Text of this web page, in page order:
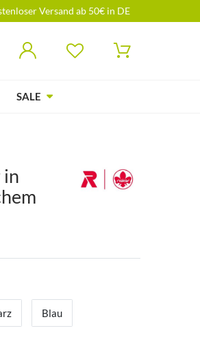
Versand ab 50€ in DE
SALE
in
Blau